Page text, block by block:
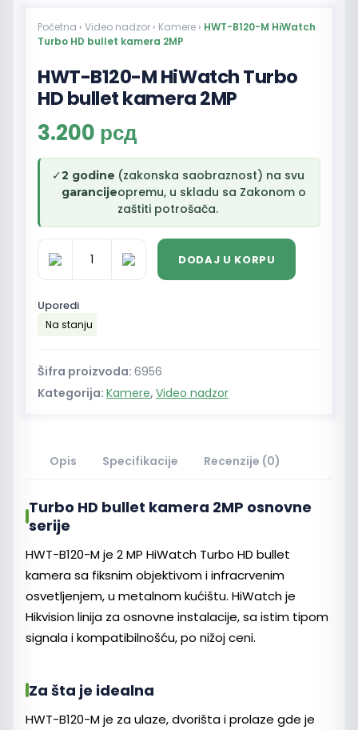
Početna › Video nadzor › Kamere › HWT-B120-M HiWatch
Turbo HD bullet kamera 2MP
HWT-B120-M HiWatch Turbo
HD bullet kamera 2MP
3.200 рсд
✓2 godine
garancije
(zakonska saobraznost) na svu
opremu, u skladu sa Zakonom o
zaštiti potrošača.
HWT-
B120-
M
Turbo
bullet
kamera
2MP
DODAJ U KORPU
Uporedi
Na stanju
Šifra proizvoda: 6956
Kategorija: Kamere, Video nadzor
Opis Specifikacije Recenzije (0)
Turbo HD bullet kamera 2MP osnovne
serije
HWT-B120-M je 2 MP HiWatch Turbo HD bullet
kamera sa fiksnim objektivom i infracrvenim
osvetljenjem, u metalnom kućištu. HiWatch je
Hikvision linija za osnovne instalacije, sa istim tipom
signala i kompatibilnošću, po nižoj ceni.
Za šta je idealna
HWT-B120-M je za ulaze, dvorišta i prolaze gde je